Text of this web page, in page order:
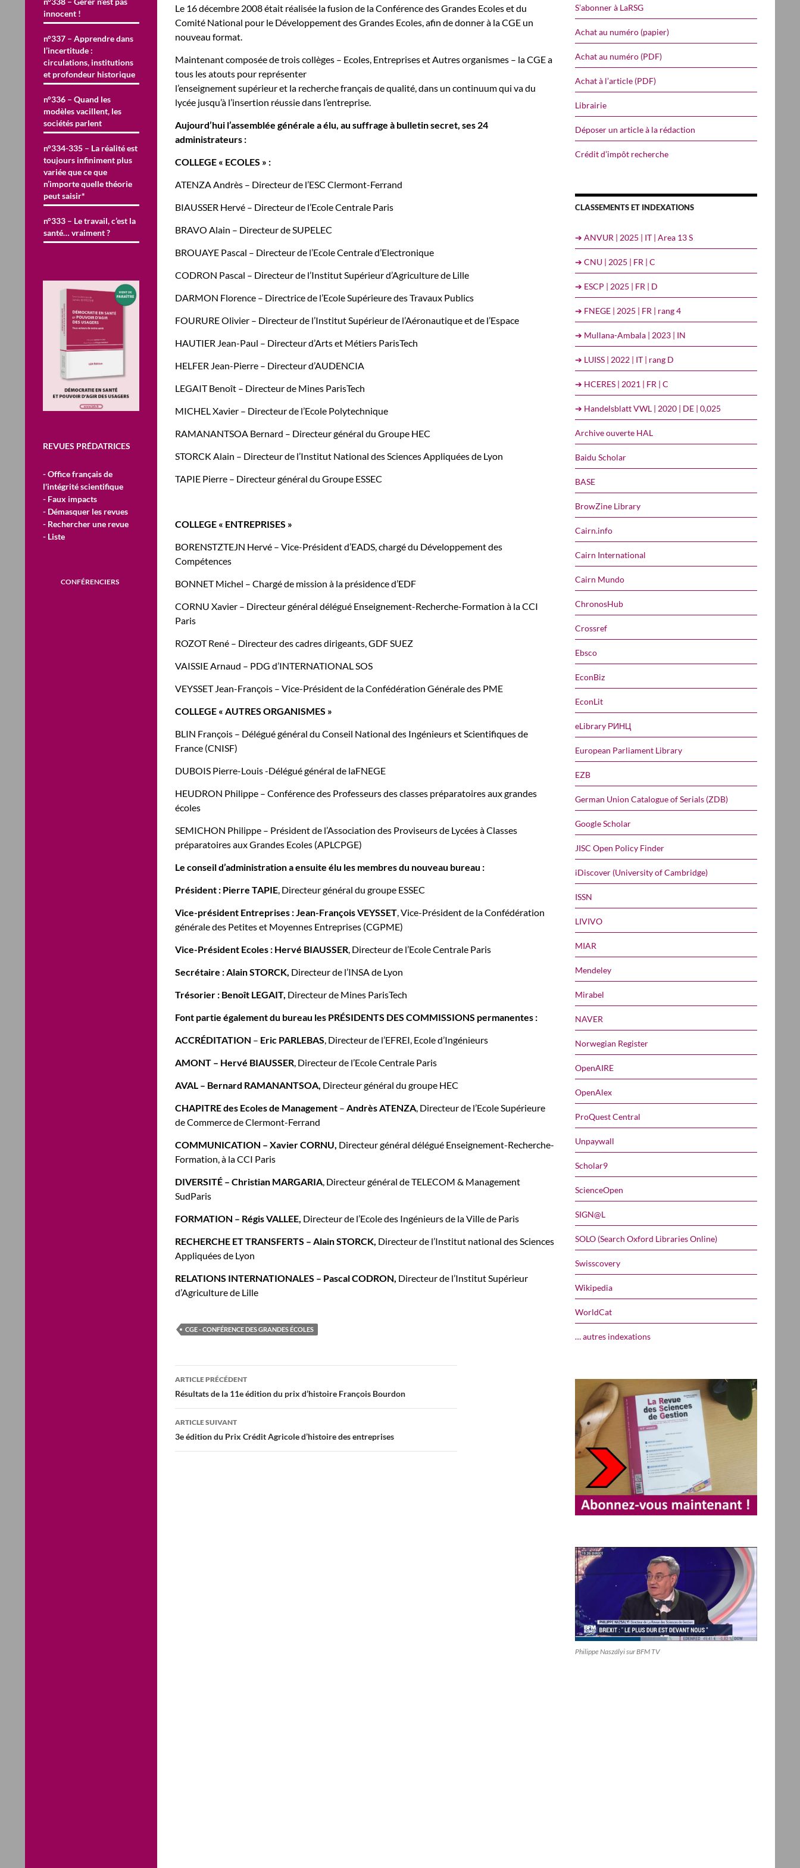
Le 16 décembre 2008 était réalisée la fusion de la Conférence des Grandes Ecoles et du
Comité National pour le Développement des Grandes Ecoles, afin de donner à la CGE un
nouveau format.
Maintenant composée de trois collèges – Ecoles, Entreprises et Autres organismes – la CGE a
tous les atouts pour représenter
l’enseignement supérieur et la recherche français de qualité, dans un continuum qui va du
lycée jusqu’à l’insertion réussie dans l’entreprise.
Aujourd’hui l’assemblée générale a élu, au suffrage à bulletin secret, ses 24
administrateurs :
COLLEGE « ECOLES » :
ATENZA Andrès – Directeur de l’ESC Clermont-Ferrand
BIAUSSER Hervé – Directeur de l’Ecole Centrale Paris
BRAVO Alain – Directeur de SUPELEC
BROUAYE Pascal – Directeur de l’Ecole Centrale d’Electronique
CODRON Pascal – Directeur de l’Institut Supérieur d’Agriculture de Lille
DARMON Florence – Directrice de l’Ecole Supérieure des Travaux Publics
FOURURE Olivier – Directeur de l’Institut Supérieur de l’Aéronautique et de l’Espace
HAUTIER Jean-Paul – Directeur d’Arts et Métiers ParisTech
HELFER Jean-Pierre – Directeur d’AUDENCIA
LEGAIT Benoît – Directeur de Mines ParisTech
MICHEL Xavier – Directeur de l’Ecole Polytechnique
RAMANANTSOA Bernard – Directeur général du Groupe HEC
STORCK Alain – Directeur de l’Institut National des Sciences Appliquées de Lyon
TAPIE Pierre – Directeur général du Groupe ESSEC
COLLEGE « ENTREPRISES »
BORENSTZTEJN Hervé – Vice-Président d’EADS, chargé du Développement des
Compétences
BONNET Michel – Chargé de mission à la présidence d’EDF
CORNU Xavier – Directeur général délégué Enseignement-Recherche-Formation à la CCI
Paris
ROZOT René – Directeur des cadres dirigeants, GDF SUEZ
VAISSIE Arnaud – PDG d’INTERNATIONAL SOS
VEYSSET Jean-François – Vice-Président de la Confédération Générale des PME
COLLEGE « AUTRES ORGANISMES »
BLIN François – Délégué général du Conseil National des Ingénieurs et Scientifiques de
France (CNISF)
DUBOIS Pierre-Louis -Délégué général de laFNEGE
HEUDRON Philippe – Conférence des Professeurs des classes préparatoires aux grandes
écoles
SEMICHON Philippe – Président de l’Association des Proviseurs de Lycées à Classes
préparatoires aux Grandes Ecoles (APLCPGE)
Le conseil d’administration a ensuite élu les membres du nouveau bureau :
Président : Pierre TAPIE, Directeur général du groupe ESSEC
Vice-président Entreprises :Jean-François VEYSSET, Vice-Président de la Confédération
générale des Petites et Moyennes Entreprises (CGPME)
Vice-Président Ecoles : Hervé BIAUSSER, Directeur de l’Ecole Centrale Paris
Secrétaire :Alain STORCK, Directeur de l’INSA de Lyon
Trésorier : Benoît LEGAIT, Directeur de Mines ParisTech
Font partie également du bureau les PRÉSIDENTS DES COMMISSIONS permanentes :
ACCRÉDITATION – Eric PARLEBAS, Directeur de l’EFREI, Ecole d’Ingénieurs
AMONT – Hervé BIAUSSER, Directeur de l’Ecole Centrale Paris
AVAL – Bernard RAMANANTSOA, Directeur général du groupe HEC
CHAPITRE des Ecolesde Management – Andrès ATENZA, Directeur de l’Ecole Supérieure
de Commerce de Clermont-Ferrand
COMMUNICATION – Xavier CORNU, Directeur général délégué Enseignement-Recherche-
Formation, à la CCI Paris
DIVERSITÉ – Christian MARGARIA, Directeur général de TELECOM & Management
SudParis
FORMATION – Régis VALLEE, Directeur de l’Ecole des Ingénieurs de la Ville de Paris
RECHERCHE ET TRANSFERTS – Alain STORCK, Directeur de l’Institut national des Sciences
Appliquées de Lyon
RELATIONS INTERNATIONALES – Pascal CODRON, Directeur de l’Institut Supérieur
d’Agriculture de Lille
CGE - CONFÉRENCE DES GRANDES ÉCOLES
Navigation
des
articles
ARTICLE PRÉCÉDENT
Résultats de la 11e édition du prix d’histoire François Bourdon
ARTICLE SUIVANT
3e édition du Prix Crédit Agricole d’histoire des entreprises
S’abonner à LaRSG
Achat au numéro (papier)
Achat au numéro (PDF)
Achat à l’article (PDF)
Librairie
Déposer un article à la rédaction
Crédit d’impôt recherche
CLASSEMENTS ET INDEXATIONS
➔ ANVUR | 2025 | IT | Area 13 S
➔ CNU | 2025 | FR | C
➔ ESCP | 2025 | FR | D
➔ FNEGE | 2025 | FR | rang 4
➔ Mullana-Ambala | 2023 | IN
➔ LUISS | 2022 | IT | rang D
➔ HCERES | 2021 | FR | C
➔ Handelsblatt VWL | 2020 | DE | 0,025
Archive ouverte HAL
Baidu Scholar
BASE
BrowZine Library
Cairn.info
Cairn International
Cairn Mundo
ChronosHub
Crossref
Ebsco
EconBiz
EconLit
eLibrary РИНЦ
European Parliament Library
EZB
German Union Catalogue of Serials (ZDB)
Google Scholar
JISC Open Policy Finder
iDiscover (University of Cambridge)
ISSN
LIVIVO
MIAR
Mendeley
Mirabel
NAVER
Norwegian Register
OpenAIRE
OpenAlex
ProQuest Central
Unpaywall
Scholar9
ScienceOpen
SIGN@L
SOLO (Search Oxford Libraries Online)
Swisscovery
Wikipedia
WorldCat
… autres indexations
Philippe Naszályi sur BFM TV
innocent !
n°337 – Apprendre dans
l’incertitude :
circulations, institutions
et profondeur historique
n°336 – Quand les
modèles vacillent, les
sociétés parlent
n°334-335 – La réalité est
toujours infiniment plus
variée que ce que
n’importe quelle théorie
peut saisir*
n°333 – Le travail, c’est la
santé… vraiment ?
REVUES PRÉDATRICES
- Office français de
l'intégrité scientifique
- Faux impacts
- Démasquer les revues
- Rechercher une revue
- Liste
CONFÉRENCIERS